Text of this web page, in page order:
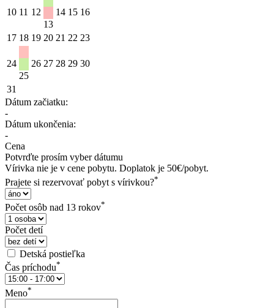
10 11 12
13
14 15 16
17 18 19 20 21 22 23
24
25
26 27 28 29 30
31
Dátum začiatku:
-
Dátum ukončenia:
-
Cena
Potvrďte prosím vyber dátumu
Vírivka nie je v cene pobytu. Doplatok je 50€/pobyt.
Prajete si rezervovať pobyt s vírivkou?*
Počet osôb nad 13 rokov*
Počet detí
Detská postieľka
Čas príchodu*
Meno*